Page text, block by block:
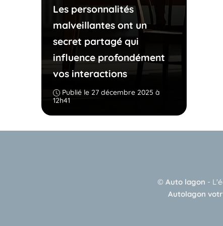
Les personnalités
malveillantes ont un
secret partagé qui
influence profondément
vos interactions
Publié le 27 décembre 2025 à
12h41
© Auto lagon -
Autolagon